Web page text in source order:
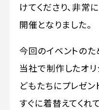
けてくださり、非
開催となりました。
今回のイベントの
当社で制作したオ
どもたちにプレゼン
すぐに着替えてくれ